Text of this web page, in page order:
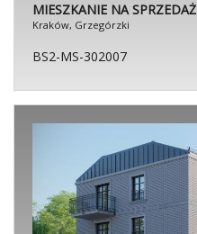
MIESZKANIE NA SPRZEDAŻ
Kraków, Grzegórzki
BS2-MS-302007